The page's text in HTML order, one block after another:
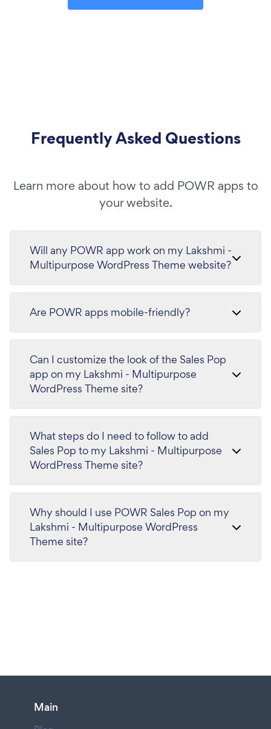
Frequently Asked Questions
Learn more about how to add POWR apps to
your website.
Will any POWR app work on my Lakshmi -
Multipurpose WordPress Theme website?
Are POWR apps mobile-friendly?
Can I customize the look of the Sales Pop
app on my Lakshmi - Multipurpose
WordPress Theme site?
What steps do I need to follow to add
Sales Pop to my Lakshmi - Multipurpose
WordPress Theme site?
Why should I use POWR Sales Pop on my
Lakshmi - Multipurpose WordPress
Theme site?
Main